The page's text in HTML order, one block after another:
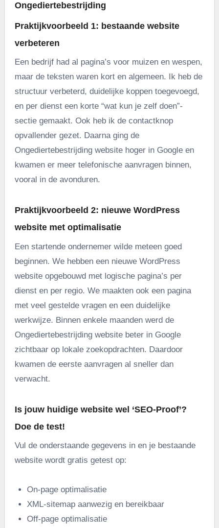
Ongediertebestrijding
Praktijkvoorbeeld 1: bestaande website
verbeteren
Een bedrijf had al pagina’s voor muizen en wespen,
maar de teksten waren kort en algemeen. Ik heb de
structuur verbeterd, duidelijke koppen toegevoegd,
en per dienst een korte “wat kun je zelf doen”-
sectie gemaakt. Ook heb ik de contactknop
opvallender gezet. Daarna ging de
Ongediertebestrijding website hoger in Google en
kwamen er meer telefonische aanvragen binnen,
vooral in de avonduren.
Praktijkvoorbeeld 2: nieuwe WordPress
website met optimalisatie
Een startende ondernemer wilde meteen goed
beginnen. We hebben een nieuwe WordPress
website opgebouwd met logische pagina’s per
dienst en per regio. We maakten ook een pagina
met veel gestelde vragen en een duidelijke
werkwijze. Binnen enkele maanden werd de
Ongediertebestrijding website beter in Google
zichtbaar op lokale zoekopdrachten. Daardoor
kwamen de eerste aanvragen al sneller dan
verwacht.
Is jouw huidige website wel ‘SEO-Proof’?
Doe de test!
Vul de onderstaande gegevens in en je bestaande
website wordt gratis getest op:
On-page optimalisatie
XML-sitemap aanwezig en bereikbaar
Off-page optimalisatie